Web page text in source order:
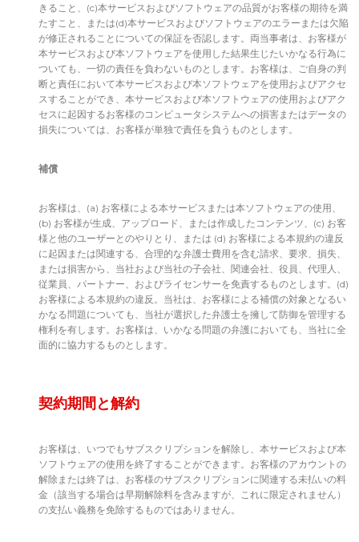
きること、(c)本サービスおよびソフトウェアの品質がお客様の期待を満
たすこと、または(d)本サービスおよびソフトウェアのエラーまたは欠陥
が修正されることについての保証を否認します。両当事者は、お客様が
本サービスおよび本ソフトウェアを使用した結果生じたいかなる行為に
ついても、一切の責任を負わないものとします。お客様は、ご自身の判
断と責任において本サービスおよび本ソフトウェアを使用およびアクセ
スすることができ、本サービスおよび本ソフトウェアの使用およびアク
セスに起因するお客様のコンピュータシステムへの損害またはデータの
損失については、お客様が単独で責任を負うものとします。
補償
お客様は、(a) お客様による本サービスまたは本ソフトウェアの使用、
(b) お客様が生成、アップロード、または作成したコンテンツ、(c) お客
様と他のユーザーとのやりとり、または (d) お客様による本規約の違反
に起因または関連する、合理的な弁護士費用を含む請求、要求、損失、
または損害から、当社および当社の子会社、関連会社、役員、代理人、
従業員、パートナー、およびライセンサーを免責するものとします。(d)
お客様による本規約の違反。当社は、お客様による補償の対象となるい
かなる問題についても、当社が選択した弁護士を擁して防御を管理する
権利を有します。お客様は、いかなる問題の弁護においても、当社に全
面的に協力するものとします。
契約期間と解約
お客様は、いつでもサブスクリプションを解除し、本サービスおよび本
ソフトウェアの使用を終了することができます。お客様のアカウントの
解除または終了は、お客様のサブスクリプションに関連する未払いの料
金（該当する場合は早期解除料を含みますが、これに限定されません）
の支払い義務を免除するものではありません。